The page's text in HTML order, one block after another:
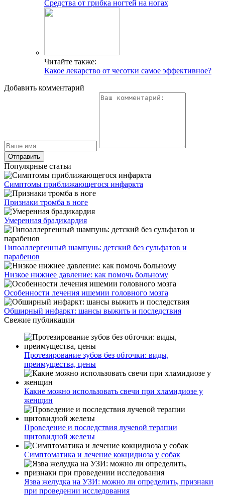
Средства от грибка ногтей на ногах
Читайте также:
Какое лекарство от чесотки самое эффективное?
Добавить комментарий
Популярные статьи
Симптомы приближающегося инфаркта
Признаки тромба в ноге
Умеренная брадикардия
Гипоаллергенный шампунь: детский без сульфатов и
парабенов
Низкое нижнее давление: как помочь больному
Особенности лечения ишемии головного мозга
Обширный инфаркт: шансы выжить и последствия
Свежие публикации
Протезирование зубов без обточки: виды,
преимущества, цены
Какие можно использовать свечи при хламидиозе у
женщин
Проведение и последствия лучевой терапии
щитовидной железы
Симптоматика и лечение кокцидиоза у собак
Язва желудка на УЗИ: можно ли определить, признаки
при проведении исследования